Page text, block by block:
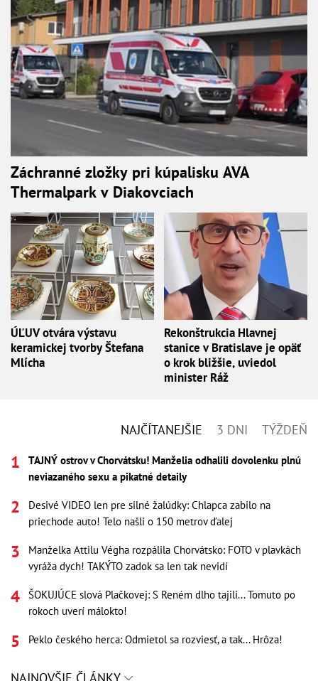
Záchranné zložky pri kúpalisku AVA
Thermalpark v Diakovciach
ÚĽUV otvára výstavu
keramickej tvorby Štefana
Mlícha
Rekonštrukcia Hlavnej
stanice v Bratislave je opäť
o krok bližšie, uviedol
minister Ráž
NAJČÍTANEJŠIE 3 DNI TÝŽDEŇ
TAJNÝ ostrov v Chorvátsku! Manželia odhalili dovolenku plnú
neviazaného sexu a pikatné detaily
Desivé VIDEO len pre silné žalúdky: Chlapca zabilo na
priechode auto! Telo našli o 150 metrov ďalej
Manželka Attilu Végha rozpálila Chorvátsko: FOTO v plavkách
vyráža dych! TAKÝTO zadok sa len tak nevidí
ŠOKUJÚCE slová Plačkovej: S Reném dlho tajili... Tomuto po
rokoch uverí málokto!
Peklo českého herca: Odmietol sa rozviesť, a tak... Hrôza!